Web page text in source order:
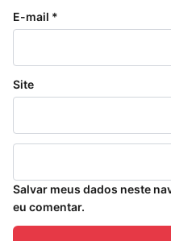
E-mail *
Site
Salvar meus dados neste
eu comentar.